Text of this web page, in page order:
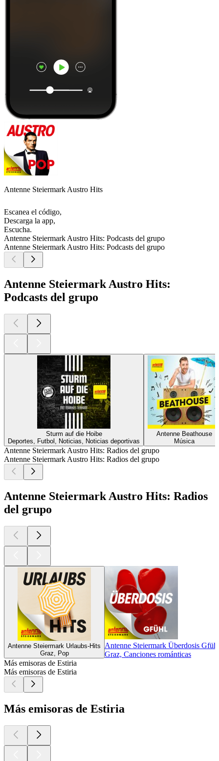
Antenne Steiermark Austro Hits
Escanea el código,
Descarga la app,
Escucha.
Antenne Steiermark Austro Hits: Podcasts del grupo
Antenne Steiermark Austro Hits: Podcasts del grupo
Antenne Steiermark Austro Hits:
Podcasts del grupo
Sturm auf die Hoibe
Deportes, Futbol, Noticias, Noticias deportivas
Antenne Beathouse
Música
Antenne Steiermark Austro Hits: Radios del grupo
Antenne Steiermark Austro Hits: Radios del grupo
Antenne Steiermark Austro Hits: Radios
del grupo
Antenne Steiermark Urlaubs-Hits
Graz, Pop
Antenne Steiermark Überdosis Gfühl
Graz, Canciones románticas
Más emisoras de Estiria
Más emisoras de Estiria
Más emisoras de Estiria